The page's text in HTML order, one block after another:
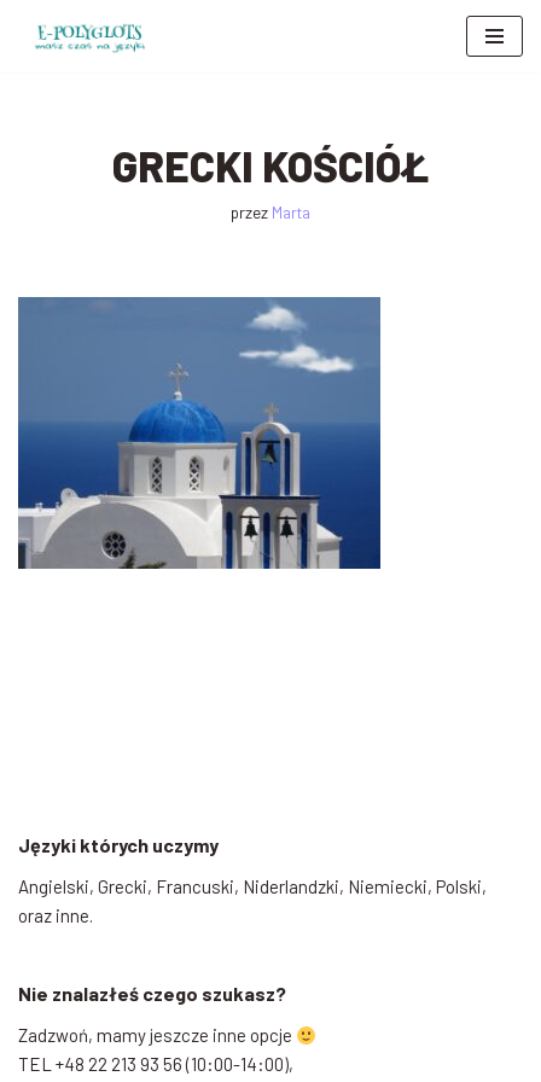
GRECKI KOŚCIÓŁ
przez Marta
Języki których uczymy
Angielski, Grecki, Francuski, Niderlandzki, Niemiecki, Polski,
oraz inne.
Nie znalazłeś czego szukasz?
Zadzwoń, mamy jeszcze inne opcje
TEL +48 22 213 93 56 (10:00-14:00),